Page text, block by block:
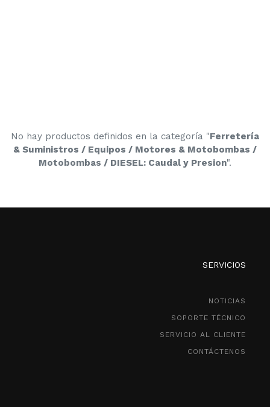
No hay productos definidos en la categoría "Ferretería
& Suministros / Equipos / Motores & Motobombas /
Motobombas / DIESEL: Caudal y Presion".
SERVICIOS
NOTICIAS
SOPORTE TÉCNICO
SERVICIO AL CLIENTE
CONTÁCTENOS